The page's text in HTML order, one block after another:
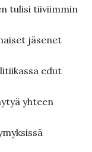
tulisi tiiviimmin
jäsenet
edut
yhteen